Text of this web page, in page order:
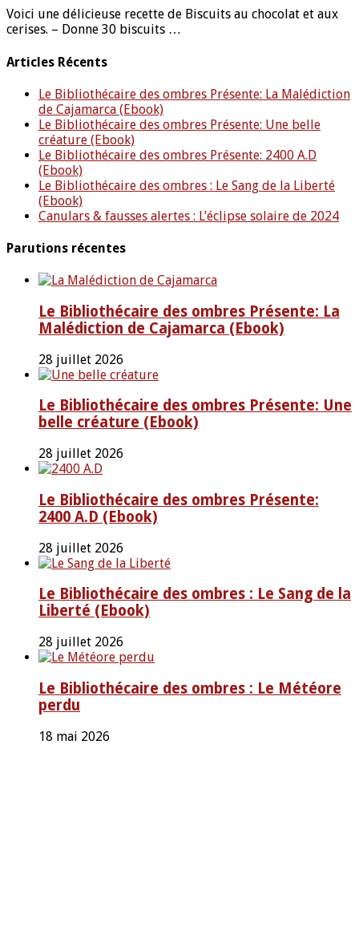
Voici une délicieuse recette de Biscuits au chocolat et aux
cerises. – Donne 30 biscuits …
Articles Récents
Le Bibliothécaire des ombres Présente: La Malédiction
de Cajamarca (Ebook)
Le Bibliothécaire des ombres Présente: Une belle
créature (Ebook)
Le Bibliothécaire des ombres Présente: 2400 A.D
(Ebook)
Le Bibliothécaire des ombres : Le Sang de la Liberté
(Ebook)
Canulars & fausses alertes : L’éclipse solaire de 2024
Parutions récentes
Le Bibliothécaire des ombres Présente: La
Malédiction de Cajamarca (Ebook)
28 juillet 2026
Le Bibliothécaire des ombres Présente: Une
belle créature (Ebook)
28 juillet 2026
Le Bibliothécaire des ombres Présente:
2400 A.D (Ebook)
28 juillet 2026
Le Bibliothécaire des ombres : Le Sang de la
Liberté (Ebook)
28 juillet 2026
Le Bibliothécaire des ombres : Le Météore
perdu
18 mai 2026